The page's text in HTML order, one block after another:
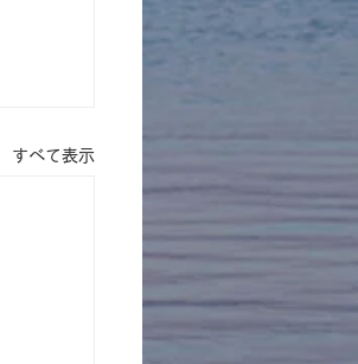
すべて表示